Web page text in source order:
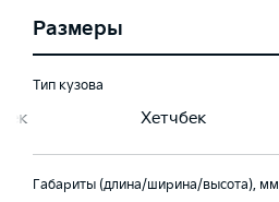
Размеры
Тип кузова
Хетчбек
Габариты (длина/ширина/высота), мм